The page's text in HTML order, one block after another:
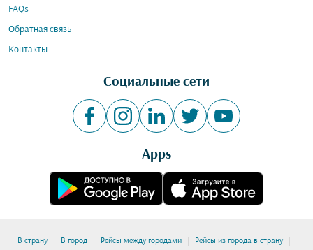
FAQs
Обратная связь
Контакты
Социальные сети
Apps
В страну | В город | Рейсы между городами | Рейсы из города в страну |